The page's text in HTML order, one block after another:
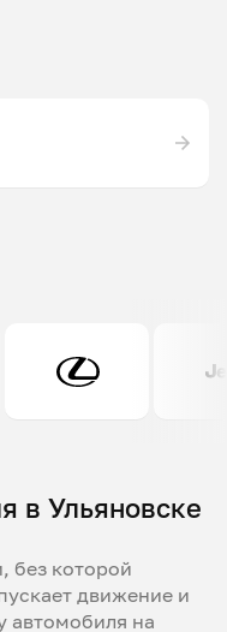
в Ульяновске
без которой
движение и
автомобиля на